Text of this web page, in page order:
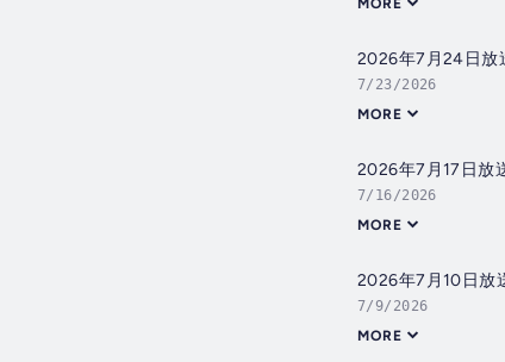
MORE
2026年7月24日放
7/23/2026
MORE
2026年7月17日放
7/16/2026
MORE
2026年7月10日放
7/9/2026
MORE